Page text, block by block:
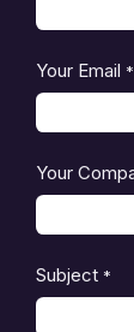
Your Email *
Your
Subject *